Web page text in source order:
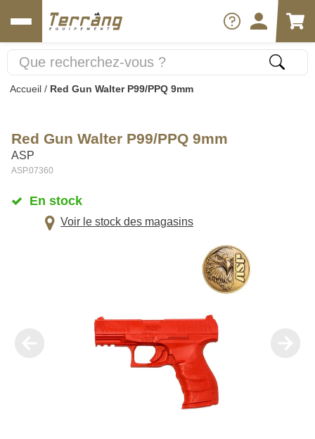
Accueil / Red Gun Walter P99/PPQ 9mm
Red Gun Walter P99/PPQ 9mm
ASP
ASP.07360
En stock
Voir le stock des magasins